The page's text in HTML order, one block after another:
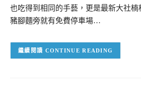
也吃得到相同的手藝，更是最新大社楠
豬腳麵旁就有免費停車場…
CONTINUE READING